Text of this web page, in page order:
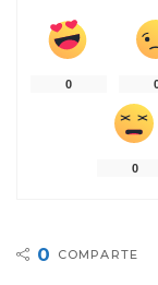
0
0
0 COMPARTE